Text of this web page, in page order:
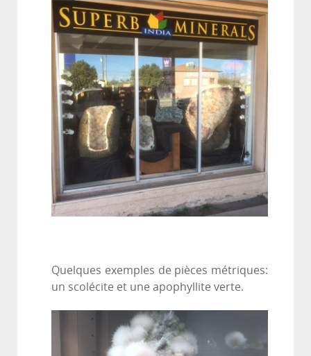
Quelques exemples de pièces métriques:
un scolécite et une apophyllite verte.